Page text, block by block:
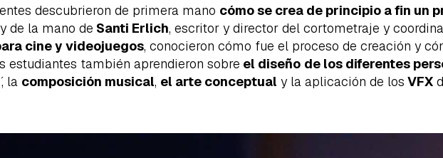
descubrieron de primera mano cómo se crea de principio a fin un
de la mano de Santi Erlich, escritor y director del cortometraje y
cine y videojuegos, conocieron cómo fue el proceso de creación y
estudiantes también aprendieron sobre el diseño de los diferentes
, la composición musical, el arte conceptual y la aplicación de los VFX